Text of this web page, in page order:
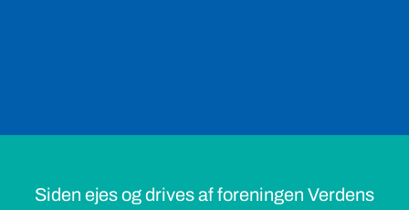
Siden ejes og drives af foreningen Verdens